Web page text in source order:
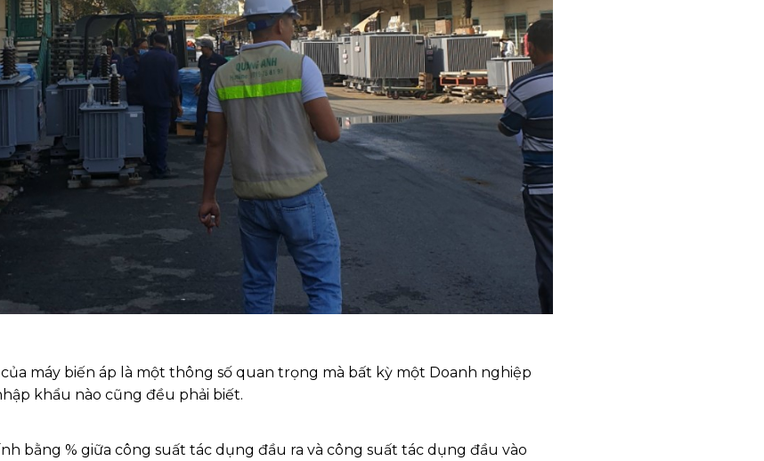
máy biến áp là một thông số quan trọng mà bất kỳ một Doanh nghiệp
khẩu nào cũng đều phải biết.
bằng % giữa công suất tác dụng đầu ra và công suất tác dụng đầu vào